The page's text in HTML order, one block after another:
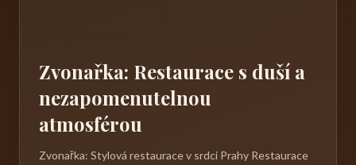
Zvonařka: Restaurace s duší a
nezapomenutelnou
atmosférou
Zvonařka: Stylová restaurace v srdci Prahy Restaurace